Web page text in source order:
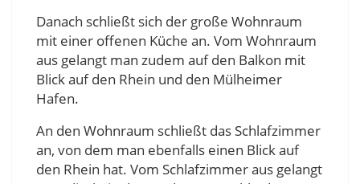
Danach schließt sich der große Wohnraum
mit einer offenen Küche an. Vom Wohnraum
aus gelangt man zudem auf den Balkon mit
Blick auf den Rhein und den Mülheimer
Hafen.
An den Wohnraum schließt das Schlafzimmer
an, von dem man ebenfalls einen Blick auf
den Rhein hat. Vom Schlafzimmer aus gelangt